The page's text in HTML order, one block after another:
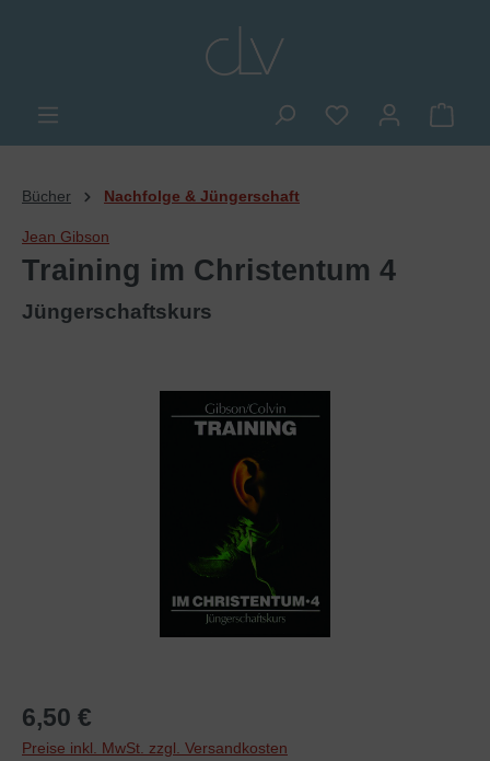
Du hast 0
Bücher Nachfolge & Jüngerschaft
Jean Gibson
Training im Christentum 4
Jüngerschaftskurs
6,50 €
Preise inkl. MwSt. zzgl. Versandkosten